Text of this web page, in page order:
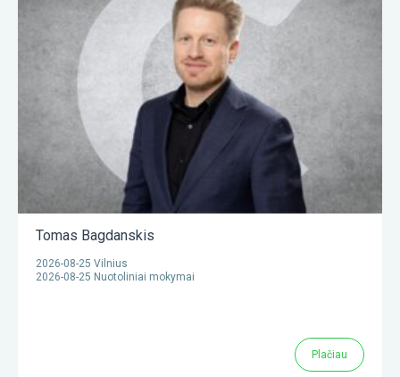
Tomas Bagdanskis
2026-08-25 Vilnius
2026-08-25 Nuotoliniai mokymai
Plačiau